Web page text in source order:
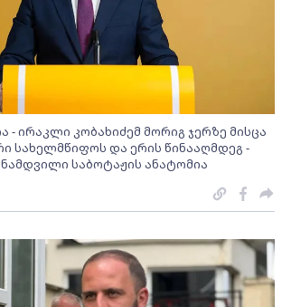
ირაკლი კობახიძემ მორიგ ჯერზე მისცა
სახელმწიფოს და ერის წინააღმდეგ -
საბოტაჟის ანატომია